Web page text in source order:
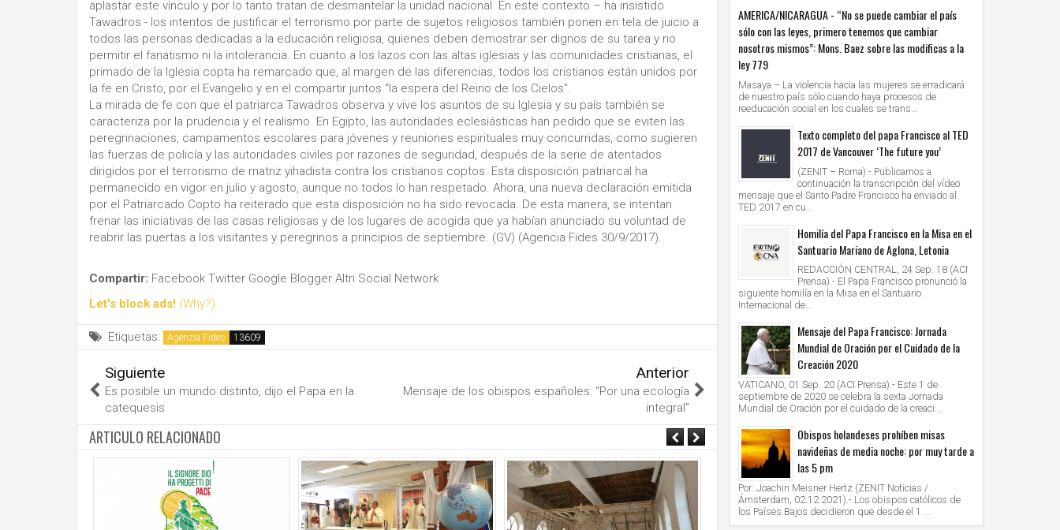
aplastar este vínculo y por lo tanto tratan de desmantelar la unidad nacional. En este contexto – ha insistido
Tawadros - los intentos de justificar el terrorismo por parte de sujetos religiosos también ponen en tela de juicio a
todos las personas dedicadas a la educación religiosa, quienes deben demostrar ser dignos de su tarea y no
permitir el fanatismo ni la intolerancia. En cuanto a los lazos con las altas iglesias y las comunidades cristianas, el
primado de la Iglesia copta ha remarcado que, al margen de las diferencias, todos los cristianos están unidos por
la fe en Cristo, por el Evangelio y en el compartir juntos “la espera del Reino de los Cielos”.
La mirada de fe con que el patriarca Tawadros observa y vive los asuntos de su Iglesia y su país también se
caracteriza por la prudencia y el realismo. En Egipto, las autoridades eclesiásticas han pedido que se eviten las
peregrinaciones, campamentos escolares para jóvenes y reuniones espirituales muy concurridas, como sugieren
las fuerzas de policía y las autoridades civiles por razones de seguridad, después de la serie de atentados
dirigidos por el terrorismo de matriz yihadista contra los cristianos coptos. Esta disposición patriarcal ha
permanecido en vigor en julio y agosto, aunque no todos lo han respetado. Ahora, una nueva declaración emitida
por el Patriarcado Copto ha reiterado que esta disposición no ha sido revocada. De esta manera, se intentan
frenar las iniciativas de las casas religiosas y de los lugares de acogida que ya habían anunciado su voluntad de
reabrir las puertas a los visitantes y peregrinos a principios de septiembre. (GV) (Agencia Fides 30/9/2017).
Compartir: Facebook Twitter Google Blogger Altri Social Network
Let's block ads! (Why?)
Etiquetas: Agenzia Fides
Siguiente
Es posible un mundo distinto, dijo el Papa en la
catequesis
Anterior
Mensaje de los obispos españoles: “Por una ecología
integral”
ARTICULO RELACIONADO
AMERICA/NICARAGUA - “No se puede cambiar el país
sólo con las leyes, primero tenemos que cambiar
nosotros mismos”: Mons. Baez sobre las modificas a la
ley 779
Masaya – La violencia hacia las mujeres se erradicará
de nuestro país sólo cuando haya procesos de
reeducación social en los cuales se trans...
Texto completo del papa Francisco al TED
2017 de Vancouver ‘The future you’
(ZENIT – Roma).- Publicamos a
continuación la transcripción del vídeo
mensaje que el Santo Padre Francisco ha enviado al
TED 2017 en cu...
Homilía del Papa Francisco en la Misa en el
Santuario Mariano de Aglona, Letonia
REDACCIÓN CENTRAL, 24 Sep. 18 (ACI
Prensa).- El Papa Francisco pronunció la
siguiente homilía en la Misa en el Santuario
Internacional de...
Mensaje del Papa Francisco: Jornada
Mundial de Oración por el Cuidado de la
Creación 2020
VATICANO, 01 Sep. 20 (ACI Prensa).- Este 1 de
septiembre de 2020 se celebra la sexta Jornada
Mundial de Oración por el cuidado de la creaci...
Obispos holandeses prohíben misas
navideñas de media noche: por muy tarde a
las 5 pm
Por: Joachin Meisner Hertz (ZENIT Noticias /
Ámsterdam, 02.12.2021).- Los obispos católicos de
los Países Bajos decidieron que desde el 1 ...